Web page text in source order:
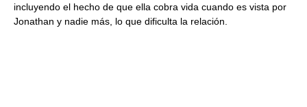
incluyendo el hecho de que ella cobra vida cuando es vista por
Jonathan y nadie más, lo que dificulta la relación.